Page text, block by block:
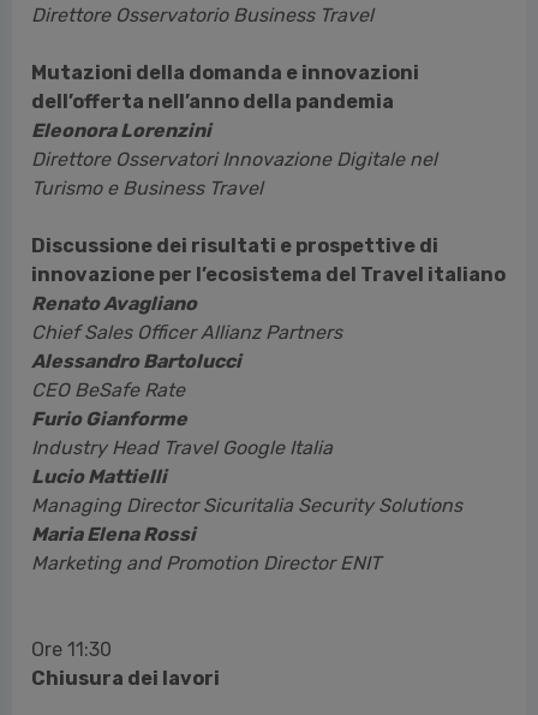
Direttore Osservatorio Business Travel
Mutazioni della domanda e innovazioni
dell’offerta nell’anno della pandemia
Eleonora Lorenzini
Direttore Osservatori Innovazione Digitale nel
Turismo e Business Travel
Discussione dei risultati e prospettive di
innovazione per l’ecosistema del Travel italiano
Renato Avagliano
Chief Sales Officer Allianz Partners
Alessandro Bartolucci
CEO BeSafe Rate
Furio Gianforme
Industry Head Travel Google Italia
Lucio Mattielli
Managing Director Sicuritalia Security Solutions
Maria Elena Rossi
Marketing and Promotion Director ENIT
Ore 11:30
Chiusura dei lavori